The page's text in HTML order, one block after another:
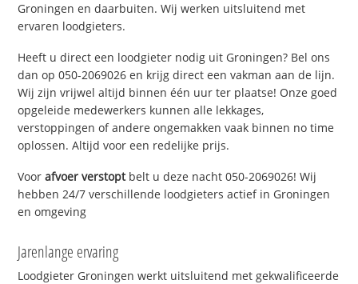
Groningen en daarbuiten. Wij werken uitsluitend met
ervaren loodgieters.
Heeft u direct een loodgieter nodig uit Groningen? Bel ons
dan op 050-2069026 en krijg direct een vakman aan de lijn.
Wij zijn vrijwel altijd binnen één uur ter plaatse! Onze goed
opgeleide medewerkers kunnen alle lekkages,
verstoppingen of andere ongemakken vaak binnen no time
oplossen. Altijd voor een redelijke prijs.
Voorafvoer verstoptbelt u deze nacht 050-2069026! Wij
hebben 24/7 verschillende loodgieters actief in Groningen
en omgeving
Jarenlange ervaring
Loodgieter Groningen werkt uitsluitend met gekwalificeerde